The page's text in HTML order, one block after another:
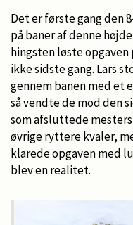
Det er første gang den
på baner af denne
hingsten løste opgaven
ikke sidste gang. Lars
gennem banen med et
så vendte de mod den
som afsluttede
øvrige ryttere kvaler,
klarede opgaven med
blev en realitet.